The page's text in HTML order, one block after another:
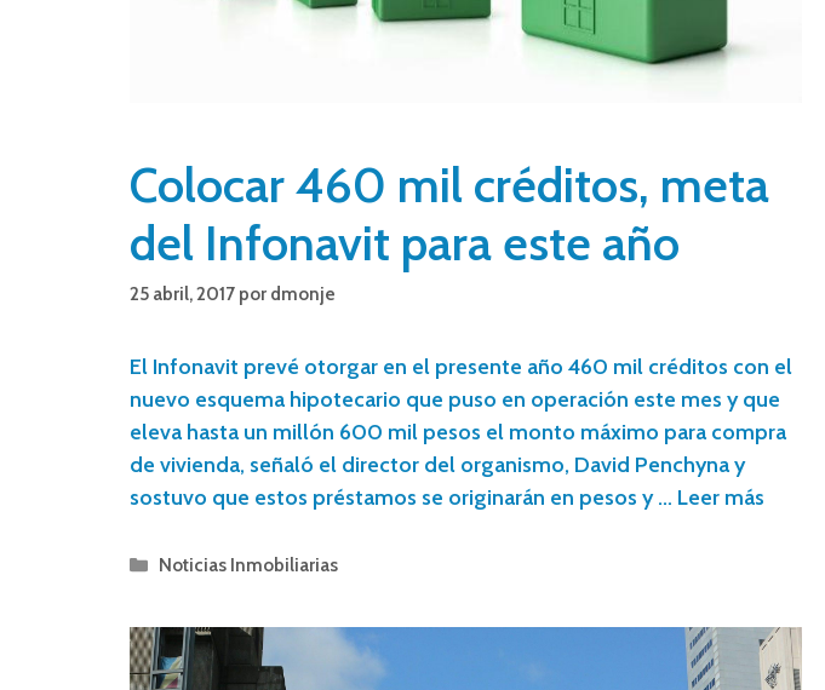
Colocar 460 mil créditos, meta
del Infonavit para este año
25 abril, 2017 por dmonje
El Infonavit prevé otorgar en el presente año 460 mil créditos con el
nuevo esquema hipotecario que puso en operación este mes y que
eleva hasta un millón 600 mil pesos el monto máximo para compra
de vivienda, señaló el director del organismo, David Penchyna y
sostuvo que estos préstamos se originarán en pesos y … Leer más
Noticias Inmobiliarias